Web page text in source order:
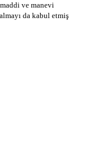
ve manevi
da kabul etmiş